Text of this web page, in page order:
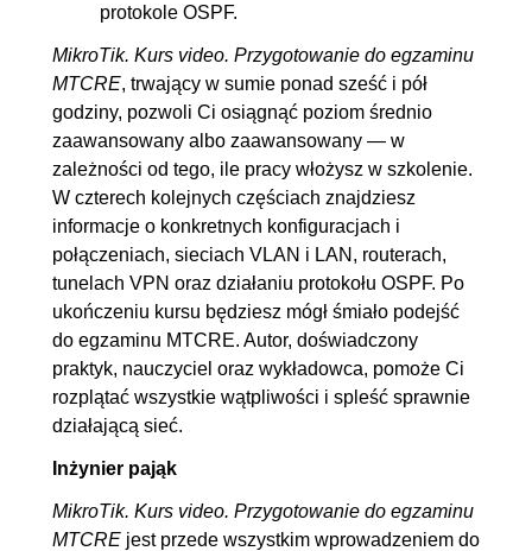
protokole OSPF.
MikroTik. Kurs video. Przygotowanie do egzaminu
MTCRE, trwający w sumie ponad sześć i pół
godziny, pozwoli Ci osiągnąć poziom średnio
zaawansowany albo zaawansowany — w
zależności od tego, ile pracy włożysz w szkolenie.
W czterech kolejnych częściach znajdziesz
informacje o konkretnych konfiguracjach i
połączeniach, sieciach VLAN i LAN, routerach,
tunelach VPN oraz działaniu protokołu OSPF. Po
ukończeniu kursu będziesz mógł śmiało podejść
do egzaminu MTCRE. Autor, doświadczony
praktyk, nauczyciel oraz wykładowca, pomoże Ci
rozplątać wszystkie wątpliwości i spleść sprawnie
działającą sieć.
Inżynier pająk
MikroTik. Kurs video. Przygotowanie do egzaminu
MTCRE jest przede wszystkim wprowadzeniem do